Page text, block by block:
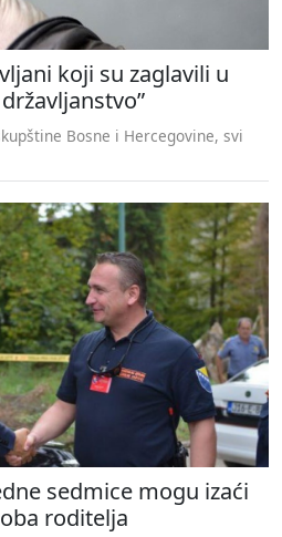
koji su zaglavili u
Bosne i Hercegovine, svi
sedmice mogu izaći
roditelja